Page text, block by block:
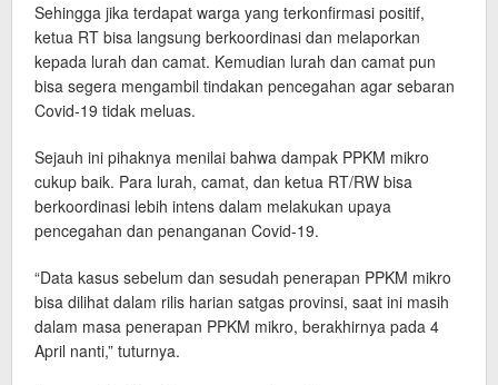
Sehingga jika terdapat warga yang terkonfirmasi positif,
ketua RT bisa langsung berkoordinasi dan melaporkan
kepada lurah dan camat. Kemudian lurah dan camat pun
bisa segera mengambil tindakan pencegahan agar sebaran
Covid-19 tidak meluas.
Sejauh ini pihaknya menilai bahwa dampak PPKM mikro
cukup baik. Para lurah, camat, dan ketua RT/RW bisa
berkoordinasi lebih intens dalam melakukan upaya
pencegahan dan penanganan Covid-19.
“Data kasus sebelum dan sesudah penerapan PPKM mikro
bisa dilihat dalam rilis harian satgas provinsi, saat ini masih
dalam masa penerapan PPKM mikro, berakhirnya pada 4
April nanti,” tuturnya.